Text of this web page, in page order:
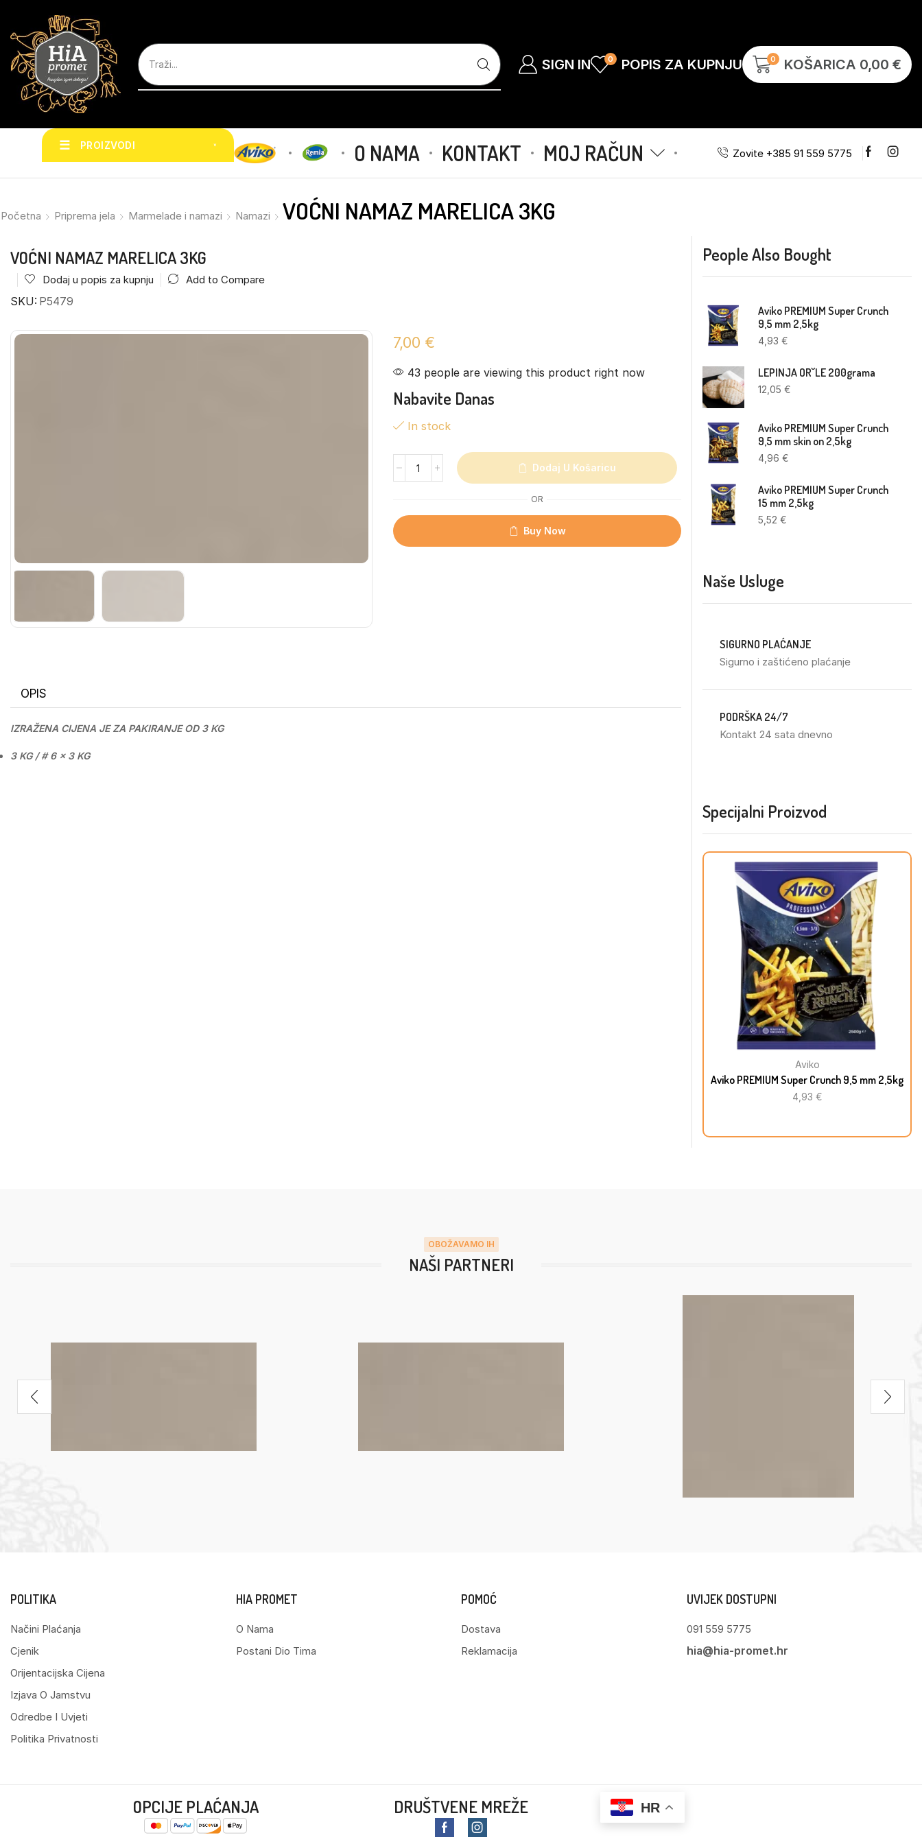
SIGN IN 0 POPIS ZA KUPNJU 0 KOŠARICA 0,00 €
☰ PROIZVODI ˅ O NAMA KONTAKT MOJ RAČUN Zovite +385 91 559 5775
Početna Priprema jela Marmelade i namazi Namazi VOĆNI NAMAZ MARELICA 3KG
VOĆNI NAMAZ MARELICA 3KG
Dodaj u popis za kupnju Add to Compare
SKU: P5479
7,00 €
43 people are viewing this product right now
Nabavite Danas
In stock
Dodaj U Košaricu
OR
Buy Now
OPIS
IZRAŽENA CIJENA JE ZA PAKIRANJE OD 3 KG
3 KG / # 6 x 3 KG
People Also Bought
Aviko PREMIUM Super Crunch
9,5 mm 2,5kg
4,93 €
LEPINJA OR˘LE 200grama
12,05 €
Aviko PREMIUM Super Crunch
9,5 mm skin on 2,5kg
4,96 €
Aviko PREMIUM Super Crunch
15 mm 2,5kg
5,52 €
Naše Usluge
SIGURNO PLAĆANJE
Sigurno i zaštićeno plaćanje
PODRŠKA 24/7
Kontakt 24 sata dnevno
Specijalni Proizvod
Aviko
Aviko PREMIUM Super Crunch 9,5 mm 2,5kg
4,93 €
OBOŽAVAMO IH
NAŠI PARTNERI
POLITIKA
Načini Plaćanja
Cjenik
Orijentacijska Cijena
Izjava O Jamstvu
Odredbe I Uvjeti
Politika Privatnosti
HIA PROMET
O Nama
Postani Dio Tima
POMOĆ
Dostava
Reklamacija
UVIJEK DOSTUPNI
091 559 5775
hia@hia-promet.hr
OPCIJE PLAĆANJA DRUŠTVENE MREŽE HR